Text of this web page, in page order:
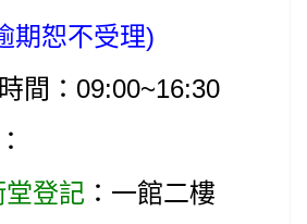
期恕不受理)
間：09:00~16:30
堂登記 ：一館二樓